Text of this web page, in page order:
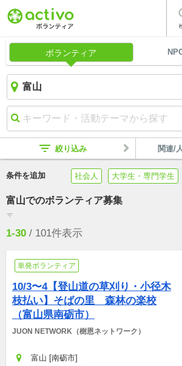
ボランティア
filter_list 絞り込み 関連/
条件を追加 社会人 大学生・専門学生
富山でのボランティア募集
filter_list
1-30 / 101件表示
単発ボランティア
10/3〜4【登山道の草刈り・小径木
枝払い】そばの里　森林の楽校
（富山県南砺市）
JUON NETWORK（樹恩ネットワーク）
富山 [南砺市]